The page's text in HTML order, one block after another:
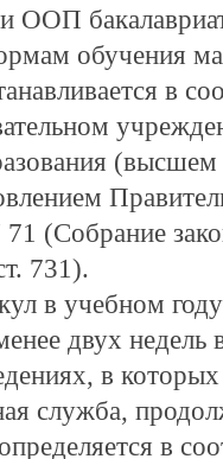
ООП
обучения
в
(Собрание
731).
в учебном
двух недель
в
служба,
в